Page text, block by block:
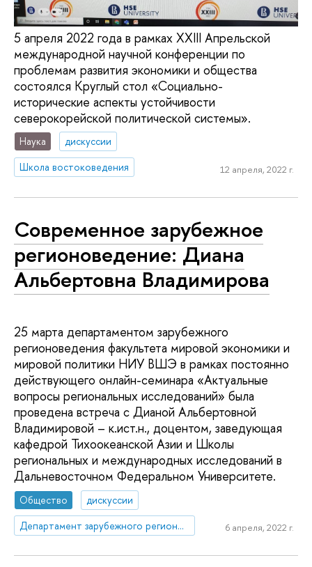
5 апреля 2022 года в рамках XXIII Апрельской
международной научной конференции по
проблемам развития экономики и общества
состоялся Круглый стол «Социально-
исторические аспекты устойчивости
северокорейской политической системы».
Наука
дискуссии
Школа востоковедения
12 апреля, 2022 г.
Современное зарубежное
регионоведение: Диана
Альбертовна Владимирова
25 марта департаментом зарубежного
регионоведения факультета мировой экономики и
мировой политики НИУ ВШЭ в рамках постоянно
действующего онлайн-семинара «Актуальные
вопросы региональных исследований» была
проведена встреча с Дианой Альбертовной
Владимировой – к.ист.н., доцентом, заведующая
кафедрой Тихоокеанской Азии и Школы
региональных и международных исследований в
Дальневосточном Федеральном Университете.
Общество
дискуссии
Департамент зарубежного регионоведения
6 апреля, 2022 г.